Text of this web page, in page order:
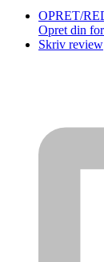
OPRET/
Opret din
Skriv review